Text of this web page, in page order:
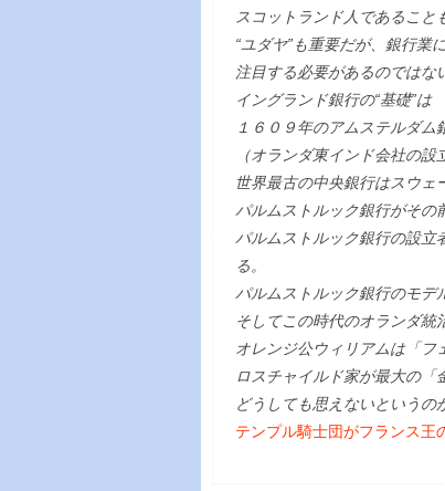
スコットランド人であること
“ユダヤ”も重要だが、銀行業
注目する必要があるのではな
イングランド銀行の“基礎”は
１６０９年のアムステルダム
（オランダ東インド会社の設
世界最古の中央銀行はスウェ
パルムストルック銀行がその
パルムストルック銀行の設立
る。
パルムストルック銀行のモデ
そしてこの時代のオランダ統
オレンジ公ウィリアムは「フ
ロスチャイルド家が最大の「
どうしても思えないというの
テンプル騎士団がフランス王